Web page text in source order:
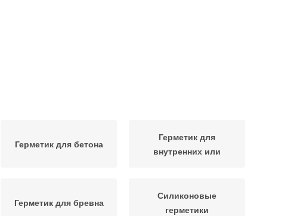
Герметик для бетона
Герметик для
внутренних или
Герметик для бревна
Силиконовые
герметики